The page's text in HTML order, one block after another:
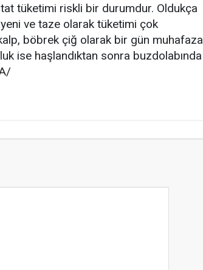
tüketimi riskli bir durumdur. Oldukça
ve taze olarak tüketimi çok
böbrek çiğ olarak bir gün muhafaza
ise haşlandıktan sonra buzdolabında